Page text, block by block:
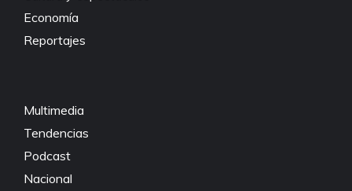
Economía
Reportajes
Multimedia
Tendencias
Podcast
Nacional